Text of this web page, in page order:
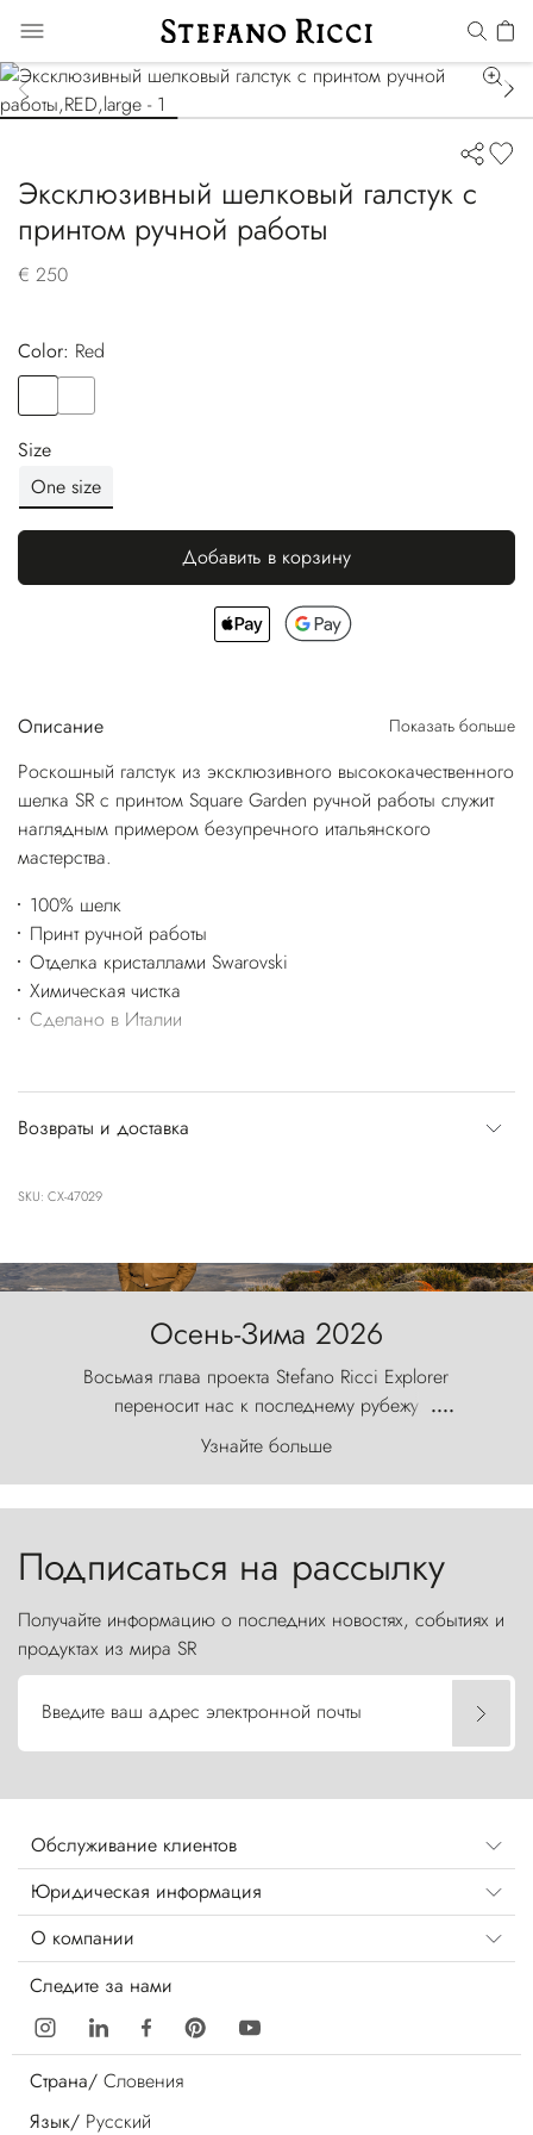
Эксклюзивный шелковый галстук с
принтом ручной работы
€ 250
Color:
red
Size
One size
Добавить в корзину
Описание Показать больше
Роскошный галстук из эксклюзивного высококачественного
шелка SR с принтом Square Garden ручной работы служит
наглядным примером безупречного итальянского
мастерства.
100% шелк
Принт ручной работы
Отделка кристаллами Swarovski
Химическая чистка
Сделано в Италии
Возвраты и доставка
SKU: CX-47029
Осень-Зима 2026
Восьмая глава проекта Stefano Ricci Explorer
переносит нас к последнему рубежу
первозданного мира, где ветер с
первобытной яростью ваяет ландшафт, а пики
Торрес-дель-Пайне, словно каменные стражи,
....
Узнайте больше
Подписаться на рассылку
Получайте информацию о последних новостях, событиях и
продуктах из мира SR
Введите ваш адрес электронной почты
Обслуживание клиентов
Юридическая информация
О компании
Следите за нами
Страна/ Словения
Язык/ Русский